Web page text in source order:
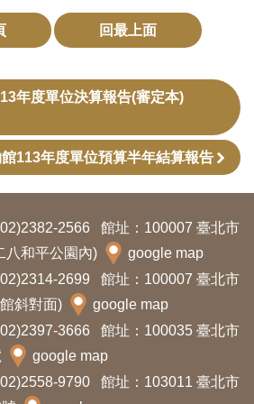
回最上面
年度單位決算報告(審定本)
113年度單位預算半年結算報告
2566
館址：100007 臺北市
八和平公園內)
google map
2699
館址：100007 臺北市
斜對面)
google map
3666
館址：100035 臺北市
google map
9790
館址：103011 臺北市